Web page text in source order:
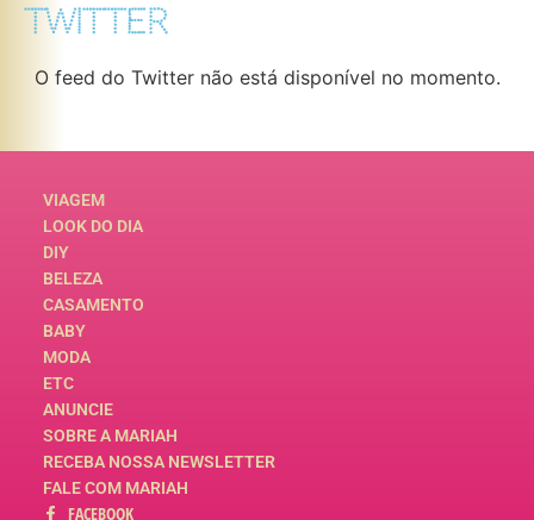
TWITTER
O feed do Twitter não está disponível no momento.
VIAGEM
LOOK DO DIA
DIY
BELEZA
CASAMENTO
BABY
MODA
ETC
ANUNCIE
SOBRE A MARIAH
RECEBA NOSSA NEWSLETTER
FALE COM MARIAH
FACEBOOK